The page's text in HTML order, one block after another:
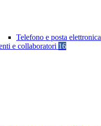
Telefono e posta elettronica
e collaboratori 16